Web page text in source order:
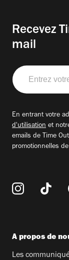
Recevez
mail
Entrez
votre
adresse
En entrant votre
d'utilisation et
emails de Time
promotionnelles
A propos de
Les